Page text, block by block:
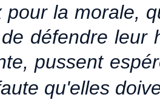
pour la morale,
défendre leur
pussent
qu'elles